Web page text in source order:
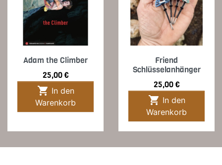
Adam the Climber
Preis
25,00 €

Warenkorb
Friend
Schlüsselanhänger
Preis
25,00 €

Warenkorb